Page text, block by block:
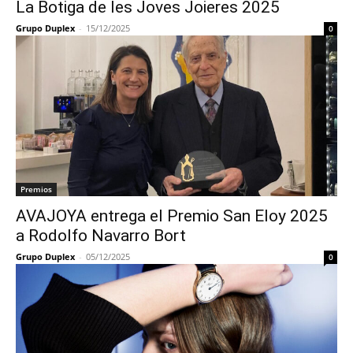
La Botiga de les Joves Joieres 2025
Grupo Duplex - 15/12/2025 0
Premios
AVAJOYA entrega el Premio San Eloy 2025
a Rodolfo Navarro Bort
Grupo Duplex - 05/12/2025 0